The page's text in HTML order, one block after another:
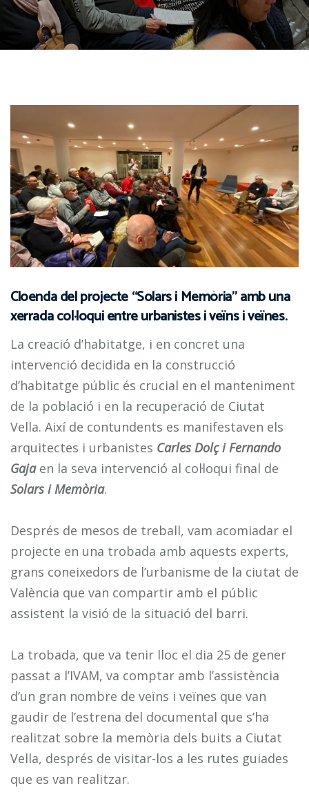
Cloenda del projecte “Solars i Memòria” amb una
xerrada col·loqui entre urbanistes i veïns i veïnes.
La creació d’habitatge, i en concret una
intervenció decidida en la construcció
d’habitatge públic és crucial en el manteniment
de la població i en la recuperació de Ciutat
Vella. Així de contundents es manifestaven els
arquitectes i urbanistes Carles Dolç i Fernando
Gajaen la seva intervenció al col·loqui final de
Solars i Memòria.
Després de mesos de treball, vam acomiadar el
projecte en una trobada amb aquests experts,
grans coneixedors de l’urbanisme de la ciutat de
València que van compartir amb el públic
assistent la visió de la situació del barri.
La trobada, que va tenir lloc el dia 25 de gener
passat a l’IVAM, va comptar amb l’assistència
d’un gran nombre de veïns i veïnes que van
gaudir de l’estrena del documental que s’ha
realitzat sobre la memòria dels buits a Ciutat
Vella, després de visitar-los a les rutes guiades
que es van realitzar.